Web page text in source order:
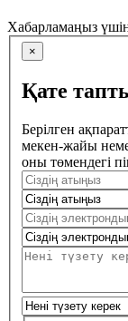
Хабарламаңыз
×
Қате
Берілген
мекен-жайы
оны төмендегі